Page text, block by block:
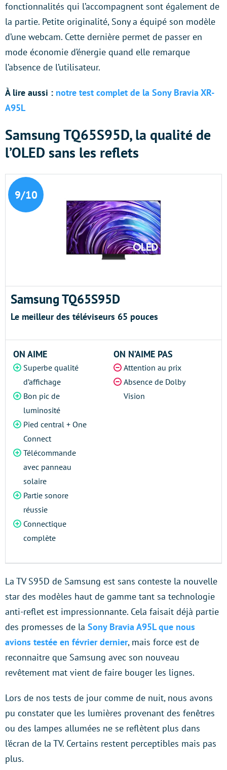
fonctionnalités qui l’accompagnent sont également de
la partie. Petite originalité, Sony a équipé son modèle
d’une webcam. Cette dernière permet de passer en
mode économie d’énergie quand elle remarque
l’absence de l’utilisateur.
À lire aussi : notre test complet de la Sony Bravia XR-
A95L
Samsung TQ65S95D, la qualité de
l’OLED sans les reflets
9/10
Samsung TQ65S95D
Le meilleur des téléviseurs 65 pouces
ON AIME
Superbe qualité
d’affichage
Bon pic de
luminosité
Pied central + One
Connect
Télécommande
avec panneau
solaire
Partie sonore
réussie
Connectique
complète
ON N’AIME PAS
Attention au prix
Absence de Dolby
Vision
La TV S95D de Samsung est sans conteste la nouvelle
star des modèles haut de gamme tant sa technologie
anti-reflet est impressionnante. Cela faisait déjà partie
des promesses de la Sony Bravia A95L que nous
avions testée en février dernier, mais force est de
reconnaitre que Samsung avec son nouveau
revêtement mat vient de faire bouger les lignes.
Lors de nos tests de jour comme de nuit, nous avons
pu constater que les lumières provenant des fenêtres
ou des lampes allumées ne se reflètent plus dans
l’écran de la TV. Certains restent perceptibles mais pas
plus.